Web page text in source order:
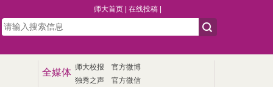
师大首页 在线投稿
全媒体 师大校报
官方微博
独秀之声
官方微信